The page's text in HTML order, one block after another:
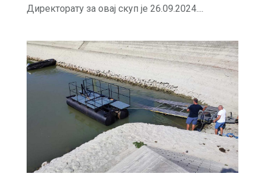
Директорату за овај скуп је 26.09.2024....